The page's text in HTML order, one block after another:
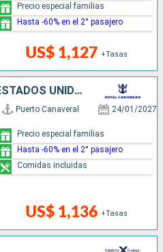
US$ 1,127 +Tasas
Precio especial familias
Hasta -60% en el 2° pasajero
BAHAMAS, SAN MARTÍN, ESTADOS UNIDOS
Puerto Canaveral 24/01/2027
US$ 1,136 +Tasas
Precio especial familias
Hasta -60% en el 2° pasajero
Comidas incluidas